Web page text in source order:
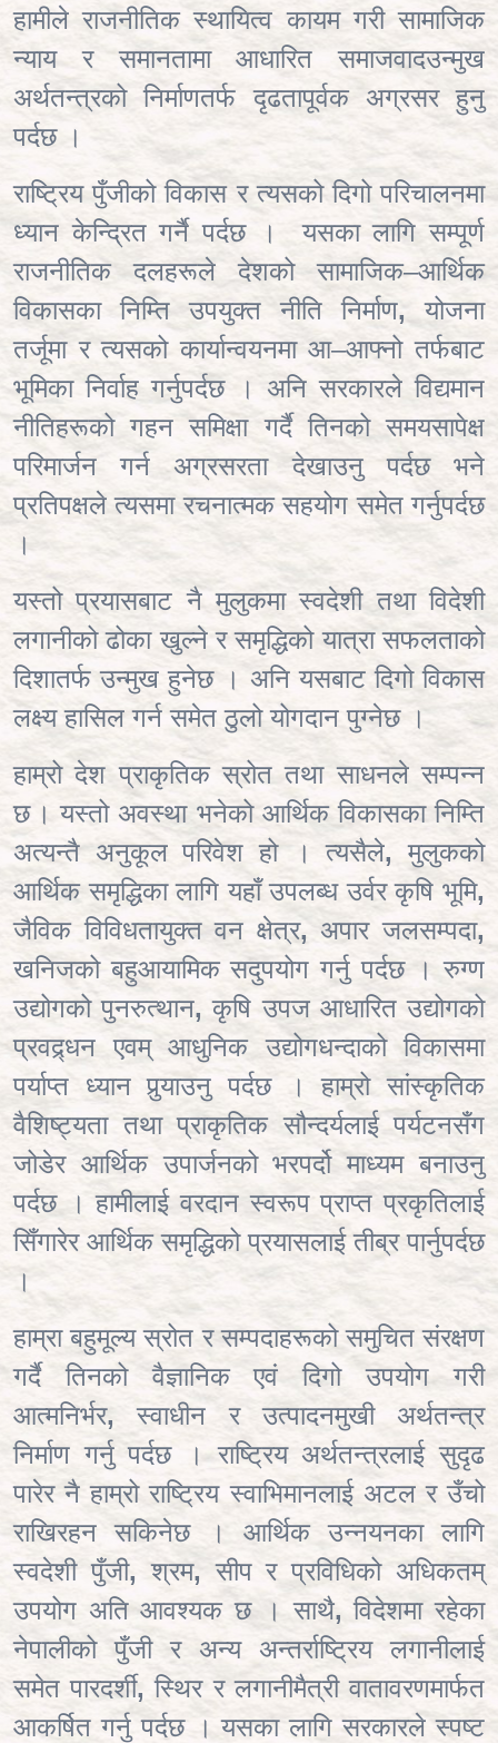
हामीले राजनीतिक स्थायित्व कायम गरी सामाजिक
न्याय र समानतामा आधारित समाजवादउन्मुख
अर्थतन्त्रको निर्माणतर्फ दृढतापूर्वक अग्रसर हुनु
पर्दछ ।
राष्ट्रिय पुँजीको विकास र त्यसको दिगो परिचालनमा
ध्यान केन्द्रित गर्नै पर्दछ ।
यसका लागि सम्पूर्ण
राजनीतिक दलहरूले देशको सामाजिक–आर्थिक
विकासका निम्ति उपयुक्त नीति निर्माण,योजना
तर्जूमा र त्यसको कार्यान्वयनमा आ–आफ्नो तर्फबाट
भूमिका निर्वाह गर्नुपर्दछ । अनि सरकारले विद्यमान
नीतिहरूको गहन समिक्षा गर्दै तिनको समयसापेक्ष
परिमार्जन गर्न अग्रसरता देखाउनु पर्दछ भने
प्रतिपक्षले त्यसमा रचनात्मक सहयोग समेत गर्नुपर्दछ
।
यस्तो प्रयासबाट नै मुलुकमा स्वदेशी तथा विदेशी
लगानीको ढोका खुल्ने र समृद्धिको यात्रा सफलताको
दिशातर्फ उन्मुख हुनेछ । अनि यसबाट दिगो विकास
लक्ष्य हासिल गर्न समेत ठुलो योगदान पुग्नेछ ।
हाम्रो देश प्राकृतिक स्रोत तथा साधनले सम्पन्न
छ । यस्तो अवस्था भनेको आर्थिक विकासका निम्ति
अत्यन्तै अनुकूल परिवेश हो । त्यसैले,मुलुकको
आर्थिक समृद्धिका लागि यहाँ उपलब्ध उर्वर कृषि भूमि,
जैविक विविधतायुक्त वन क्षेत्र, अपार जलसम्पदा,
खनिजको बहुआयामिक सदुपयोग गर्नु पर्दछ । रुग्ण
उद्योगको पुनरुत्थान,कृषि उपज आधारित उद्योगको
प्रवद्र्धन एवम् आधुनिक उद्योगधन्दाको विकासमा
पर्याप्त ध्यान पुयाउनु पर्दछ । हाम्रो सांस्कृतिक
वैशिष्ट्यता तथा प्राकृतिक सौन्दर्यलाई पर्यटनसँग
जोडेर आर्थिक उपार्जनको भरपर्दो माध्यम बनाउनु
पर्दछ । हामीलाई वरदान स्वरूप प्राप्त प्रकृतिलाई
सिँगारेर आर्थिक समृद्धिको प्रयासलाई तीब्र पार्नुपर्दछ
।
हाम्रा बहुमूल्य स्रोत र सम्पदाहरूको समुचित संरक्षण
गर्दै तिनको वैज्ञानिक एवं दिगो उपयोग गरी
आत्मनिर्भर,स्वाधीन र उत्पादनमुखी अर्थतन्त्र
निर्माण गर्नु पर्दछ । राष्ट्रिय अर्थतन्त्रलाई सुदृढ
पारेर नै हाम्रो राष्ट्रिय स्वाभिमानलाई अटल र उँचो
राखिरहन सकिनेछ । आर्थिक उन्नयनका लागि
स्वदेशी पुँजी,श्रम,सीप र प्रविधिको अधिकतम्
उपयोग अति आवश्यक छ । साथै,विदेशमा रहेका
नेपालीको पुँजी र अन्य अन्तर्राष्ट्रिय लगानीलाई
समेत पारदर्शी,स्थिर र लगानीमैत्री वातावरणमार्फत
आकर्षित गर्नु पर्दछ । यसका लागि सरकारले स्पष्ट